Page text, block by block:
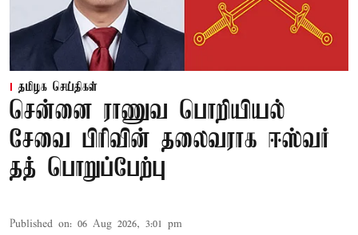
தமிழக செய்திகள்
சென்னை ராணுவ பொறியியல்
சேவை பிரிவின் தலைவராக ஈஸ்வர்
தத் பொறுப்பேற்பு
Published on: 06 Aug 2026, 3:01 pm